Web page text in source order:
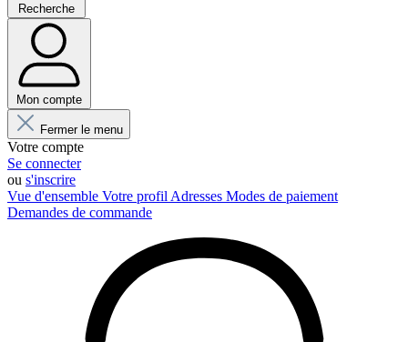
Recherche
Mon compte
Fermer le menu
Votre compte
Se connecter
ou s'inscrire
Vue d'ensemble Votre profil Adresses Modes de paiement
Demandes de commande